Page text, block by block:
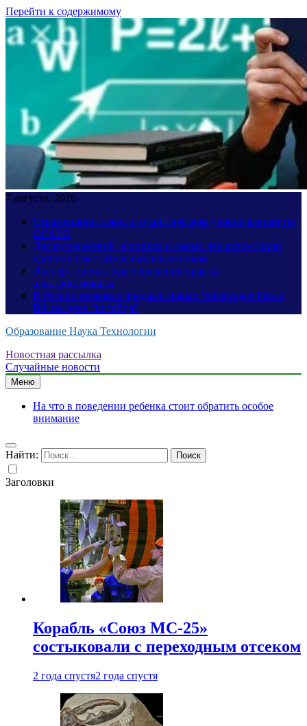
Перейти к содержимому
7 августа, 2026
Страховщики заявили о критическом уровне выплат по
ОСАГО
Для путешествий, шопинга и семьи: эти автомобили
удивили вместительным багажником
Эксперт оценил идею введения прав на
электросамокаты
В России начались продажи новых Volkswagen Passat
B9: по цене “китайца”
Образование Наука Технологии
Новостная рассылка
Случайные новости
Меню
На что в поведении ребенка стоит обратить особое
внимание
Найти:
Заголовки
Корабль «Союз МС-25»
состыковали с переходным отсеком
2 года спустя2 года спустя